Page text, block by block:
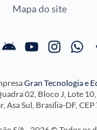
Questões
Exame de
Mapa do site
Gran Tecnologia e
02, Bloco J, Lote
Asa Sul, Brasília-DF,